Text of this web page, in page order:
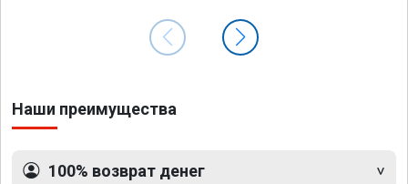
Наши преимущества
100% возврат денег